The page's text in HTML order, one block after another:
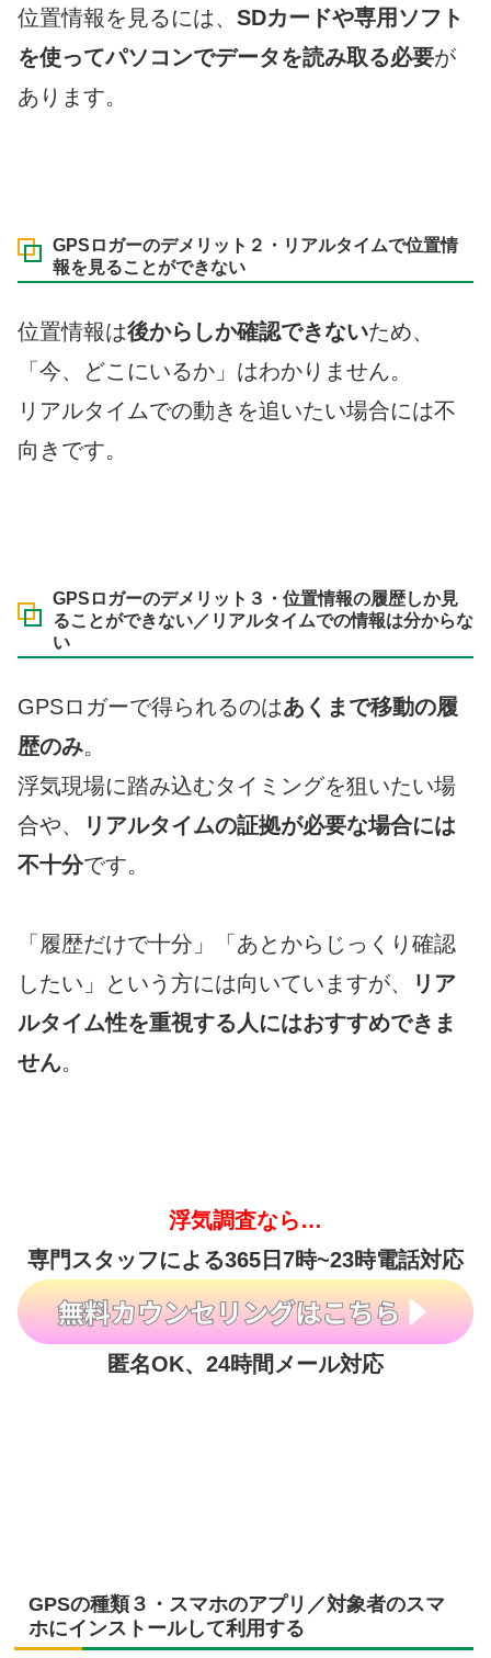
位置情報を見るには、 SDカードや専用ソフト
を使ってパソコンでデータを読み取る必要が
あります。
GPSロガーのデメリット２・リアルタイムで位置情
報を見ることができない
位置情報は後からしか確認できないため、
「今、どこにいるか」はわかりません。
リアルタイムでの動きを追いたい場合には不
向きです。
GPSロガーのデメリット３・位置情報の履歴しか見
ることができない／リアルタイムでの情報は分からな
い
GPSロガーで得られるのはあくまで移動の履
歴のみ。
浮気現場に踏み込むタイミングを狙いたい場
合や、
リアルタイムの証拠が必要な場合には
不十分です。
「履歴だけで十分」「あとからじっくり確認
したい」という方には向いていますが、
リア
ルタイム性を重視する人にはおすすめできま
せん。
浮気調査なら…
専門スタッフによる365日7時~23時電話対応
匿名OK、24時間メール対応
GPSの種類３・スマホのアプリ／対象者のスマ
ホにインストールして利用する